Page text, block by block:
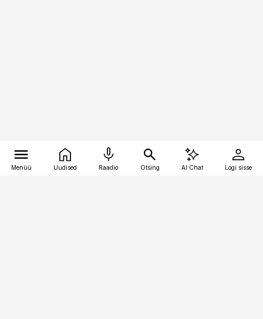
Menüü Uudised Raadio Otsing AI Chat Logi sisse